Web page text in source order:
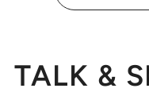
TALK &